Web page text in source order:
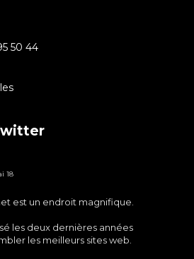
50 44
18
est un endroit magnifique.
les deux dernières années
les meilleurs sites web.